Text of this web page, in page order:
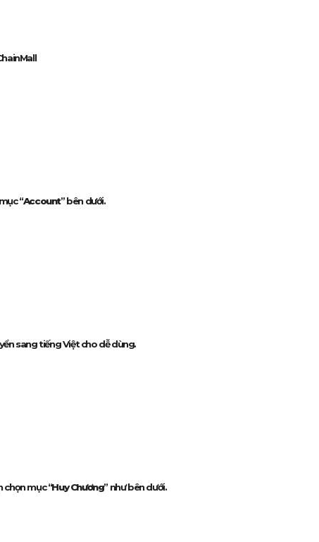
“Account” bên dưới.
sang tiếng Việt cho dễ dùng.
chọn mục “Huy Chương” như bên dưới.